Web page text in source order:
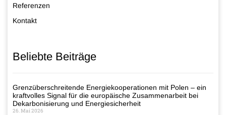
Referenzen
Kontakt
Beliebte Beiträge
Grenzüberschreitende Energiekooperationen mit Polen – ein
kraftvolles Signal für die europäische Zusammenarbeit bei
Dekarbonisierung und Energiesicherheit
26. Mai 2026